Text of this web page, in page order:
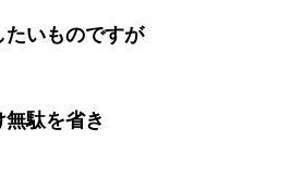
たいものですが
駄を省き